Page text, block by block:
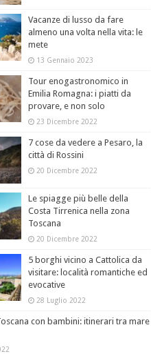
Vacanze di lusso da fare
almeno una volta nella vita: le
mete
13 Gennaio 2023
Tour enogastronomico in
Emilia Romagna: i piatti da
provare, e non solo
23 Dicembre 2022
7 cose da vedere a Pesaro, la
città di Rossini
20 Dicembre 2022
Le spiagge più belle della
Costa Tirrenica nella zona
Toscana
20 Dicembre 2022
5 borghi vicino a Cattolica da
visitare: località romantiche ed
evocative
28 Luglio 2022
con bambini: itinerari tra mare